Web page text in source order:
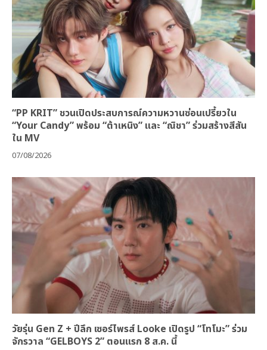
“PP KRIT” ชวนเปิดประสบการณ์ความหวานซ่อนเปรี้ยวใน
“Your Candy” พร้อม “ต้าเหนิง” และ “ณิชา” ร่วมสร้างสีสัน
ใน MV
07/08/2026
วัยรุ่น Gen Z + ปีลึก เซอร์ไพรส์ Looke เปิดรูป “โทโมะ” ร่วม
จักรวาล “GELBOYS 2” ตอนแรก 8 ส.ค. นี้